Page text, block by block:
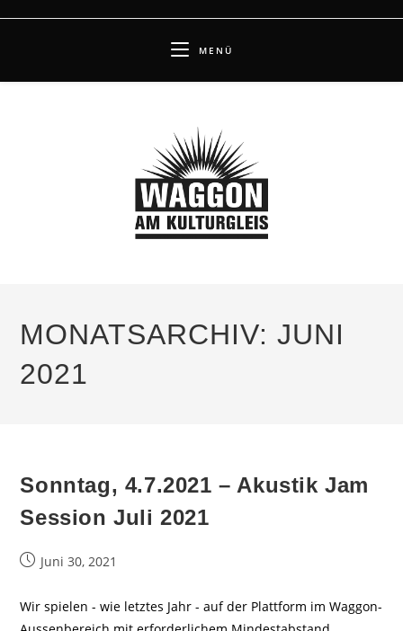
MENÜ
MONATSARCHIV: JUNI
2021
Sonntag, 4.7.2021 – Akustik Jam
Session Juli 2021
BeitragJuni 30, 2021
Wir spielen - wie letztes Jahr - auf der Plattform im Waggon-